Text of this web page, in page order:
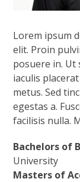
Lorem ipsum
elit. Proin
posuere in. Ut
iaculis
metus. Sed
egestas a.
facilisis nulla.
Bachelors of
University
Masters of